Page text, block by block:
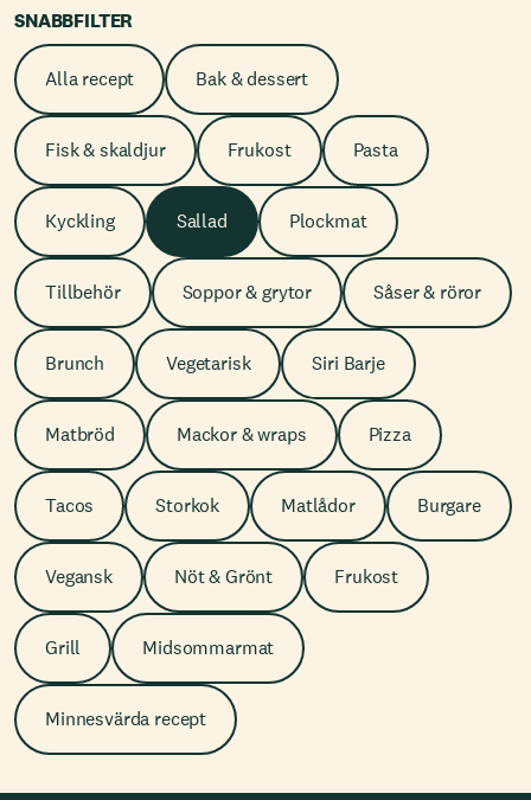
SNABBFILTER
Alla recept Bak & dessert
Fisk & skaldjur Frukost Pasta
Kyckling Sallad Plockmat
Tillbehör Soppor & grytor Såser & röror
Brunch Vegetarisk Siri Barje
Matbröd Mackor & wraps Pizza
Tacos Storkok Matlådor Burgare
Vegansk Nöt & Grönt Frukost
Grill Midsommarmat
Minnesvärda recept